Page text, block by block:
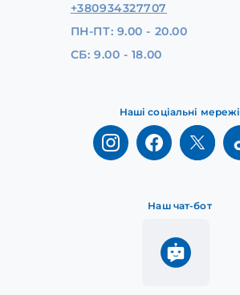
Наш чат-бот
Наші соціальні мережі
+380934327707
ПН-ПТ: 9.00 - 20.00
СБ: 9.00 - 18.00